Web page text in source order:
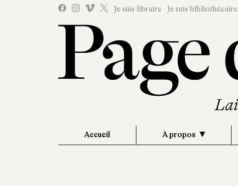
Je suis libraire Je suis bibliothécaire
Accueil À propos